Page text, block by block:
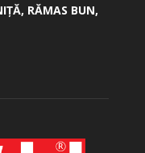
­RĂMAS BUN,